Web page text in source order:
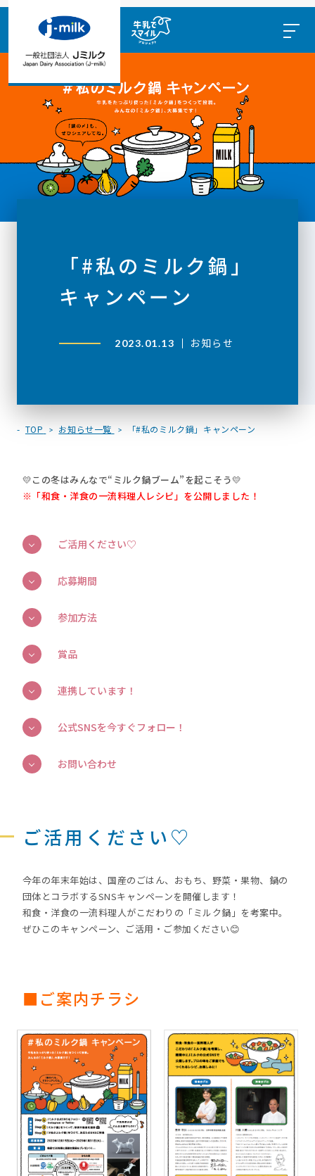
「#私のミルク鍋」
キャンペーン
2023.01.13 お知らせ
TOP お知らせ一覧 「#私のミルク鍋」キャンペーン
💛この冬はみんなで“ミルク鍋ブーム”を起こそう💛
※「和食・洋食の一流料理人レシピ」を公開しました！
ご活用ください♡
応募期間
参加方法
賞品
連携しています！
公式SNSを今すぐフォロー！
お問い合わせ
ご活用ください♡
今年の年末年始は、国産のごはん、おもち、野菜・果物、鍋の
団体とコラボするSNSキャンペーンを開催します！
和食・洋食の一流料理人がこだわりの「ミルク鍋」を考案中。
ぜひこのキャンペーン、ご活用・ご参加ください😊
■ご案内チラシ